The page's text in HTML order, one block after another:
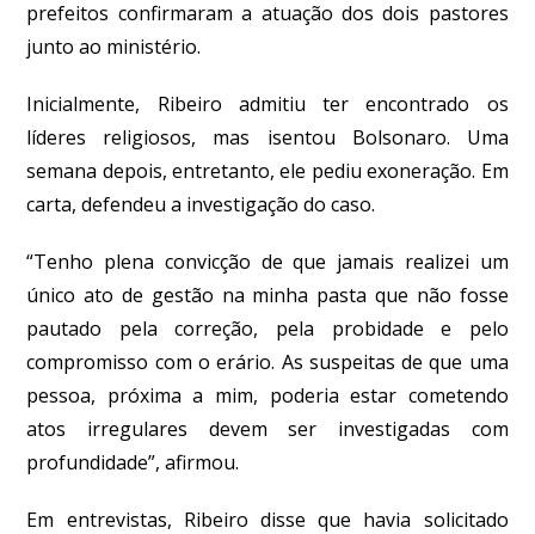
prefeitos confirmaram a atuação dos dois pastores
junto ao ministério.
Inicialmente, Ribeiro admitiu ter encontrado os
líderes religiosos, mas isentou Bolsonaro. Uma
semana depois, entretanto, ele pediu exoneração. Em
carta, defendeu a investigação do caso.
“Tenho plena convicção de que jamais realizei um
único ato de gestão na minha pasta que não fosse
pautado pela correção, pela probidade e pelo
compromisso com o erário. As suspeitas de que uma
pessoa, próxima a mim, poderia estar cometendo
atos irregulares devem ser investigadas com
profundidade”, afirmou.
Em entrevistas, Ribeiro disse que havia solicitado